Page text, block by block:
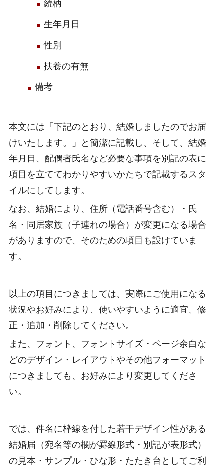
続柄
生年月日
性別
扶養の有無
備考
本文には「下記のとおり、結婚しましたのでお届
けいたします。」と簡潔に記載し、そして、結婚
年月日、配偶者氏名など必要な事項を別記の表に
項目を立ててわかりやすいかたちで記載するスタ
イルにしてします。
なお、結婚により、住所（電話番号含む）・氏
名・同居家族（子連れの場合）が変更になる場合
がありますので、そのための項目も設けていま
す。
以上の項目につきましては、実際にご使用になる
状況やお好みにより、使いやすいように適宜、修
正・追加・削除してください。
また、フォント、フォントサイズ・ページ余白な
どのデザイン・レイアウトやその他フォーマット
につきましても、お好みにより変更してくださ
い。
では、件名に枠線を付した若干デザイン性がある
結婚届（宛名等の欄が罫線形式・別記が表形式）
の見本・サンプル・ひな形・たたき台としてご利